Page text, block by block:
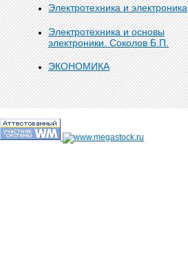
Электротехника и электроника
Электротехника и основы
электроники. Соколов Б.П.
ЭКОНОМИКА